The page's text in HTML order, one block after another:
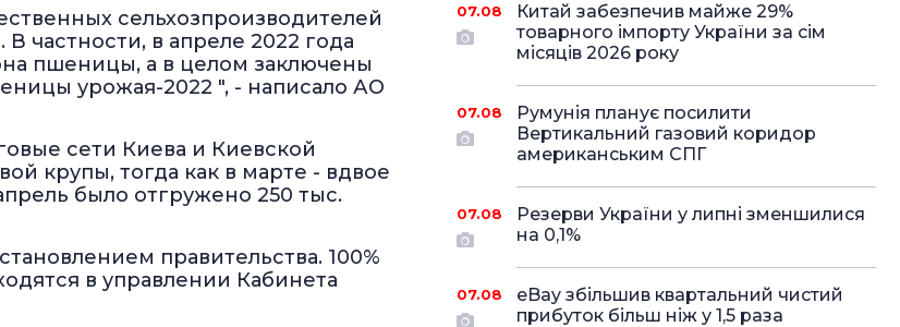
сельхозпроизводителей
частности, в апреле 2022 года
пшеницы, а в целом заключены
урожая-2022 ", - написало АО
сети Киева и Киевской
крупы, тогда как в марте - вдвое
было отгружено 250 тыс.
правительства. 100%
в управлении Кабинета
07.08
Китай забезпечив майже 29%
товарного імпорту України за сім
місяців 2026 року
07.08
Румунія планує посилити
Вертикальний газовий коридор
американським СПГ
07.08
Резерви України у липні зменшилися
на 0,1%
07.08
eBay збільшив квартальний чистий
прибуток більш ніж у 1,5 раза